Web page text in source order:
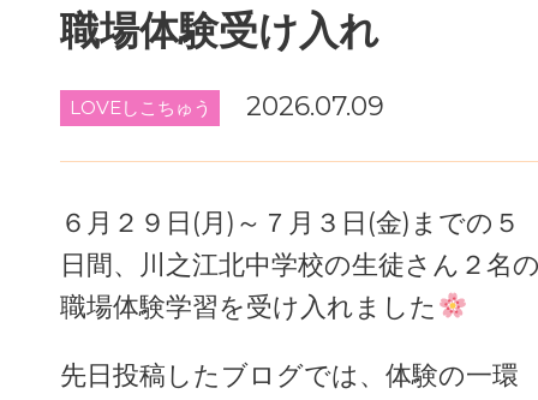
職場体験受け入れ
LOVEしこちゅう 2026.07.09
６月２９日(月)～７月３日(金)までの５
日間、川之江北中学校の生徒さん２名
職場体験学習を受け入れました
先日投稿したブログでは、体験の一環